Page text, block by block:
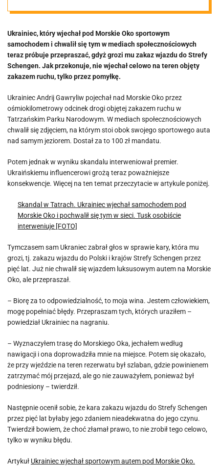
Morskie Oko.
Teraz zabrał
głos
Ukrainiec, który wjechał pod Morskie Oko sportowym
samochodem i chwalił się tym w mediach społecznościowych
teraz próbuje przepraszać, gdyż grozi mu zakaz wjazdu do Strefy
Schengen. Jak przekonuje, nie wjechał celowo na teren objęty
zakazem ruchu, tylko przez pomyłkę.
Ukrainiec Andrij Gawryliw pojechał nad Morskie Oko przez
ośmiokilometrowy odcinek drogi objętej zakazem ruchu w
Tatrzańskim Parku Narodowym. W mediach społecznościowych
chwalił się zdjęciem, na którym stoi obok swojego sportowego auta
nad samym jeziorem. Dostał za to 100 zł mandatu.
Potem jednak w wyniku skandalu interweniował premier.
Ukraińskiemu influencerowi grożą teraz poważniejsze
konsekwencje. Więcej na ten temat przeczytacie w artykule poniżej.
Skandal w Tatrach. Ukrainiec wjechał samochodem pod
Morskie Oko i pochwalił się tym w sieci. Tusk osobiście
interweniuje [FOTO]
Tymczasem sam Ukraniec zabrał głos w sprawie kary, która mu
grozi, tj. zakazu wjazdu do Polski i krajów Strefy Schengen przez
pięć lat. Już nie chwalił się wjazdem luksusowym autem na Morskie
Oko, ale przepraszał.
– Biorę za to odpowiedzialność, to moja wina. Jestem człowiekiem,
mogę popełniać błędy. Przepraszam tych, których uraziłem –
powiedział Ukrainiec na nagraniu.
– Wyznaczyłem trasę do Morskiego Oka, jechałem według
nawigacji i ona doprowadziła mnie na miejsce. Potem się okazało,
że przy wjeździe na teren rezerwatu był szlaban, gdzie powinienem
zatrzymać mój przejazd, ale go nie zauważyłem, ponieważ był
podniesiony – twierdził.
Następnie ocenił sobie, że kara zakazu wjazdu do Strefy Schengen
przez pięć lat byłaby jego zdaniem nieadekwatna do jego czynu.
Twierdził bowiem, że choć złamał prawo, to nie zrobił tego celowo,
tylko w wyniku błędu.
Artykuł Ukrainiec wjechał sportowym autem pod Morskie Oko.